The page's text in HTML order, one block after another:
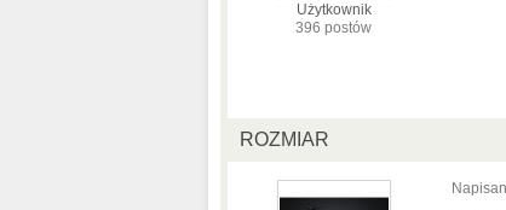
Użytkownik
396 postów
ROZMIAR